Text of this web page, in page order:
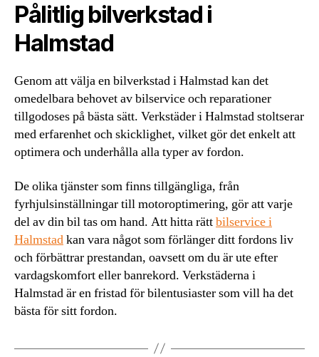
Pålitlig bilverkstad i
Halmstad
Genom att välja en bilverkstad i Halmstad kan det
omedelbara behovet av bilservice och reparationer
tillgodoses på bästa sätt. Verkstäder i Halmstad stoltserar
med erfarenhet och skicklighet, vilket gör det enkelt att
optimera och underhålla alla typer av fordon.
De olika tjänster som finns tillgängliga, från
fyrhjulsinställningar till motoroptimering, gör att varje
del av din bil tas om hand. Att hitta rättbilservice i
Halmstadkan vara något som förlänger ditt fordons liv
och förbättrar prestandan, oavsett om du är ute efter
vardagskomfort eller banrekord. Verkstäderna i
Halmstad är en fristad för bilentusiaster som vill ha det
bästa för sitt fordon.